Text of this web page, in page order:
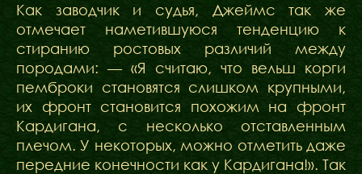
Как заводчик и судья, Джеймс так же
отмечает наметившуюся тенденцию к
стиранию ростовых различий между
породами: — «Я считаю, что вельш корги
пемброки становятся слишком крупными,
их фронт становится похожим на фронт
Кардигана, с несколько отставленным
плечом. У некоторых, можно отметить даже
передние конечности как у Кардигана!». Так